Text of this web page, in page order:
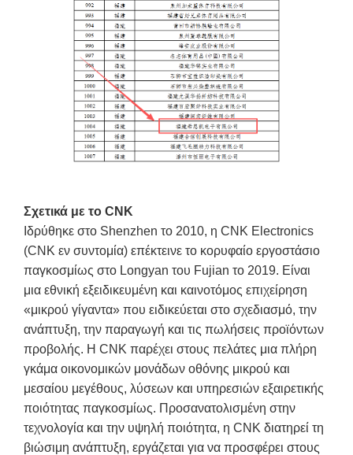
Σχετικά με το CNK
Ιδρύθηκε στο Shenzhen το 2010, η CNK Electronics
(CNK εν συντομία) επέκτεινε το κορυφαίο εργοστάσιο
παγκοσμίως στο Longyan του Fujian το 2019. Είναι
μια εθνική εξειδικευμένη και καινοτόμος επιχείρηση
«μικρού γίγαντα» που ειδικεύεται στο σχεδιασμό, την
ανάπτυξη, την παραγωγή και τις πωλήσεις προϊόντων
προβολής. Η CNK παρέχει στους πελάτες μια πλήρη
γκάμα οικονομικών μονάδων οθόνης μικρού και
μεσαίου μεγέθους, λύσεων και υπηρεσιών εξαιρετικής
ποιότητας παγκοσμίως. Προσανατολισμένη στην
τεχνολογία και την υψηλή ποιότητα, η CNK διατηρεί τη
βιώσιμη ανάπτυξη, εργάζεται για να προσφέρει στους